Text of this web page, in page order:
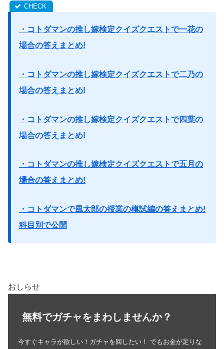
・コトダマンの推し嫁検定クイズクエストで一花の
場合の答えまとめ!
・コトダマンの推し嫁検定クイズクエストで二乃の
場合の答えまとめ!
・コトダマンの推し嫁検定クイズクエストで四葉の
場合の答えまとめ!
・コトダマンの推し嫁検定クイズクエストで五月の
場合の答えまとめ!
・コトダマンで風太郎の授業の模試編の答えまとめ!
科目別で公開
おしらせ
無料でガチャをまわしませんか？
今すぐキャラが欲しい！ガチャを回したい！ でもお金が足りな